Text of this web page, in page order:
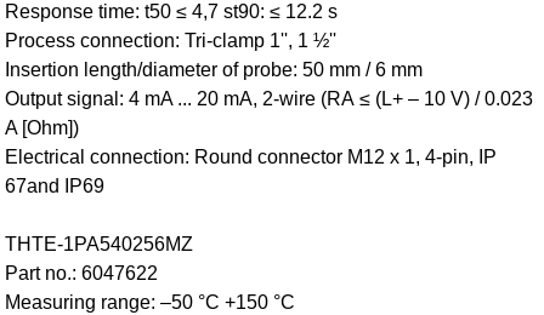
Response time: t50 ≤ 4,7 st90: ≤ 12.2 s
Process connection: Tri-clamp 1'', 1 ½''
Insertion length/diameter of probe: 50 mm / 6 mm
Output signal: 4 mA ... 20 mA, 2-wire (RA ≤ (L+ – 10 V) / 0.023
A [Ohm])
Electrical connection: Round connector M12 x 1, 4-pin, IP
67and IP69
THTE-1PA540256MZ
Part no.: 6047622
Measuring range: –50 °C +150 °C